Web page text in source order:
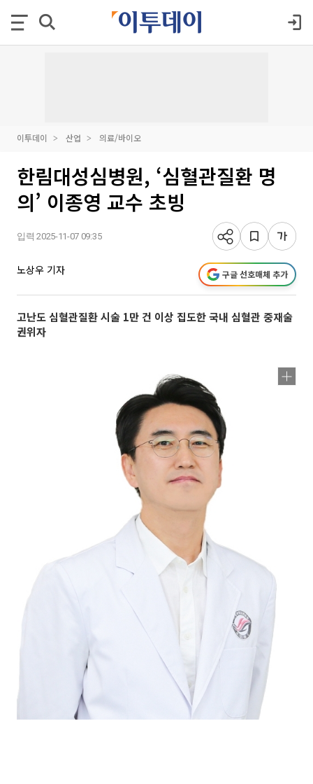
이투데이 산업 의료/바이오
한림대성심병원, ‘심혈관질환 명
의’ 이종영 교수 초빙
입력 2025-11-07 09:35
노상우 기자 구글 선호매체 추가
고난도 심혈관질환 시술 1만 건 이상 집도한 국내 심혈관 중재술
권위자